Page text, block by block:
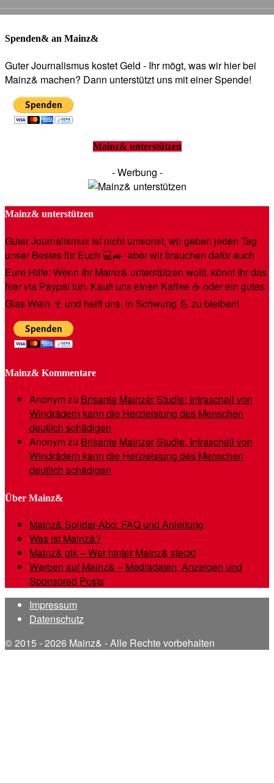
Spenden& an Mainz&
Guter Journalismus kostet Geld - Ihr mögt, was wir hier bei
Mainz& machen? Dann unterstützt uns mit einer Spende!
Mainz& unterstützen
- Werbung -
Mainz& unterstützen
Guter Journalismus ist nicht umsonst, wir geben jeden Tag
unser Bestes für Euch 💻🚙- aber wir brauchen dafür auch
Eure Hilfe: Wenn Ihr Mainz& unterstützen wollt, könnt Ihr das
hier via Paypal tun. Kauft uns einen Kaffee ☕️ oder ein gutes
Glas Wein 🍷 und helft uns, in Schwung 💪 zu bleiben!
Mainz& Kommentare
Anonymzu Brisante Mainzer Studie: Infraschall von
Windrädern kann die Herzleistung des Menschen
deutlich schädigen
Anonymzu Brisante Mainzer Studie: Infraschall von
Windrädern kann die Herzleistung des Menschen
deutlich schädigen
Über Mainz&
Mainz& Solidar-Abo: FAQ und Anleitung
Was ist Mainz&?
Mainz& gik – Wer hinter Mainz& steckt
Werben auf Mainz& – Mediadaten, Anzeigen und
Sponsored Posts
Impressum
Datenschutz
© 2015 - 2026 Mainz& - Alle Rechte vorbehalten